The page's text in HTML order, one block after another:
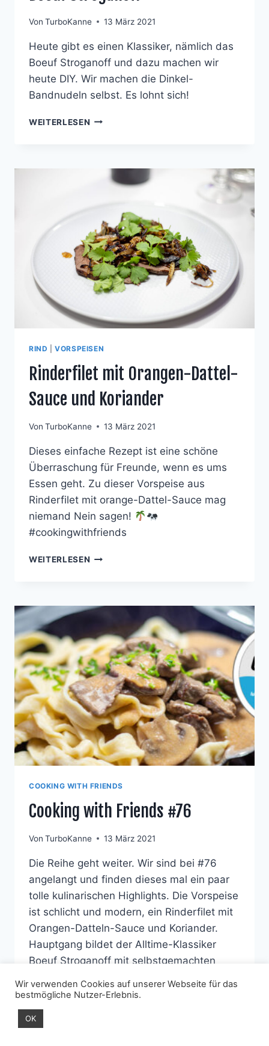
Von TurboKanne 13 März 2021
Heute gibt es einen Klassiker, nämlich das
Boeuf Stroganoff und dazu machen wir
heute DIY. Wir machen die Dinkel-
Bandnudeln selbst. Es lohnt sich!
WEITERLESEN DIY
BOEUF
STROGANOFF
RIND |VORSPEISEN
Rinderfilet mit Orangen-Dattel-
Sauce und Koriander
Von TurboKanne 13 März 2021
Dieses einfache Rezept ist eine schöne
Überraschung für Freunde, wenn es ums
Essen geht. Zu dieser Vorspeise aus
Rinderfilet mit orange-Dattel-Sauce mag
niemand Nein sagen!
#cookingwithfriends
WEITERLESEN RINDERFILET
SAUCE
KORIANDER
COOKING WITH FRIENDS
Cooking with Friends #76
Von TurboKanne 13 März 2021
Die Reihe geht weiter. Wir sind bei #76
angelangt und finden dieses mal ein paar
tolle kulinarischen Highlights. Die Vorspeise
ist schlicht und modern, ein Rinderfilet mit
Orangen-Datteln-Sauce und Koriander.
Hauptgang bildet der Alltime-Klassiker
Boeuf Stroganoff mit selbstgemachten
Yourself). Abgerundet wird dieses mal mit
einerm Macadamia Tartelette mit
faszinierendem Salz-Karamell-Eis. Wir
Wir verwenden Cookies auf unserer Webseite für das
bestmögliche Nutzer-Erlebnis.
OK